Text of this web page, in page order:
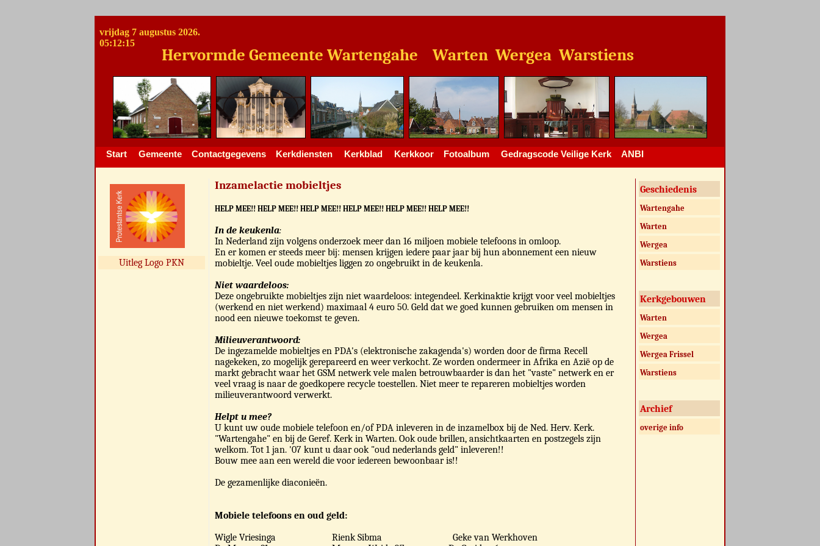
vrijdag 7 augustus 2026.
05:12:15
Hervormde Gemeente Wartengahe Warten Wergea Warstiens
Start Gemeente Contactgegevens Kerkdiensten Kerkblad Kerkkoor Fotoalbum Gedragscode Veilige Kerk ANBI
Uitleg Logo PKN
Inzamelactie mobieltjes
HELP MEE!! HELP MEE!! HELP MEE!! HELP MEE!! HELP MEE!! HELP MEE!!
In de keukenla:
In Nederland zijn volgens onderzoek meer dan 16 miljoen mobiele telefoons in omloop.
En er komen er steeds meer bij: mensen krijgen iedere paar jaar bij hun abonnement een nieuw
mobieltje. Veel oude mobieltjes liggen zo ongebruikt in de keukenla.
Niet waardeloos:
Deze ongebruikte mobieltjes zijn niet waardeloos: integendeel. Kerkinaktie krijgt voor veel mobieltjes
(werkend en niet werkend) maximaal 4 euro 50. Geld dat we goed kunnen gebruiken om mensen in
nood een nieuwe toekomst te geven.
Milieuverantwoord:
De ingezamelde mobieltjes en PDA's (elektronische zakagenda's) worden door de firma Recell
nagekeken, zo mogelijk gerepareerd en weer verkocht. Ze worden ondermeer in Afrika en Azië op de
markt gebracht waar het GSM netwerk vele malen betrouwbaarder is dan het "vaste" netwerk en er
veel vraag is naar de goedkopere recycle toestellen. Niet meer te repareren mobieltjes worden
milieuverantwoord verwerkt.
Helpt u mee?
U kunt uw oude mobiele telefoon en/of PDA inleveren in de inzamelbox bij de Ned. Herv. Kerk.
"Wartengahe" en bij de Geref. Kerk in Warten. Ook oude brillen, ansichtkaarten en postzegels zijn
welkom. Tot 1 jan. '07 kunt u daar ook "oud nederlands geld" inleveren!!
Bouw mee aan een wereld die voor iedereen bewoonbaar is!!
De gezamenlijke diaconieën.
Mobiele telefoons en oud geld:
Wigle Vriesinga
Rienk Sibma
Geke van Werkhoven
Geschiedenis
Wartengahe
Warten
Wergea
Warstiens
Kerkgebouwen
Warten
Wergea
Wergea Frissel
Warstiens
Archief
overige info